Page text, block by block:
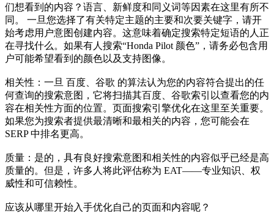
们想看到的内容？语言、新鲜度和同义词等因素在这里有所不
同。 一旦您选择了有关特定主题的主要和次要关键字，请开
始考虑用户意图创建内容。这意味着确定搜索特定短语的人正
在寻找什么。如果有人搜索“Honda Pilot 颜色”，请务必包含用
户可能希望看到的颜色以及支持图像。
相关性：一旦 百度、谷歌 的算法认为您的内容符合提出的任
何查询的搜索意图，它将扫描其百度、谷歌索引以查看您的内
容在相关性方面的位置。页面搜索引擎优化在这里至关重要。
如果您为搜索者提供最清晰和最相关的内容，您可能会在
SERP 中排名更高。
质量：是的，具有良好搜索意图和相关性的内容似乎已经是高
质量的。但是，许多人将此评估称为 EAT——专业知识、权
威性和可信赖性。
应该从哪里开始入手优化自己的页面和内容呢？